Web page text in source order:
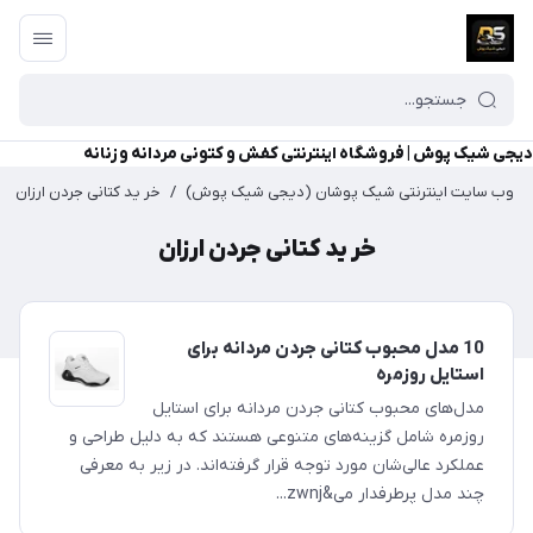
دیجی شیک پوش | فروشگاه اینترنتی کفش و کتونی مردانه و زنانه
وب سایت اینترنتی شیک پوشان (دیجی شیک پوش) / خر ید کتانی جردن ارزان
خر ید کتانی جردن ارزان
10 مدل محبوب کتانی جردن مردانه برای
استایل روزمره
مدل‌های محبوب کتانی جردن مردانه برای استایل
روزمره شامل گزینه‌های متنوعی هستند که به دلیل طراحی و
عملکرد عالی‌شان مورد توجه قرار گرفته‌اند. در زیر به معرفی
چند مدل پرطرفدار می&zwnj...